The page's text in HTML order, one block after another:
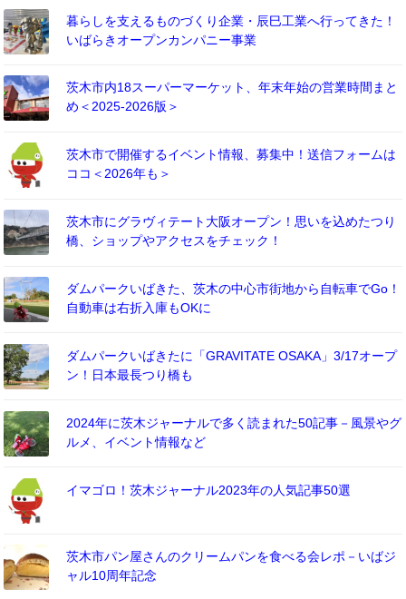
暮らしを支えるものづくり企業・辰巳工業へ行ってきた！
いばらきオープンカンパニー事業
茨木市内18スーパーマーケット、年末年始の営業時間まと
め＜2025-2026版＞
茨木市で開催するイベント情報、募集中！送信フォームは
ココ＜2026年も＞
茨木市にグラヴィテート大阪オープン！思いを込めたつり
橋、ショップやアクセスをチェック！
ダムパークいばきた、茨木の中心市街地から自転車でGo！
自動車は右折入庫もOKに
ダムパークいばきたに「GRAVITATE OSAKA」3/17オープ
ン！日本最長つり橋も
2024年に茨木ジャーナルで多く読まれた50記事－風景やグ
ルメ、イベント情報など
イマゴロ！茨木ジャーナル2023年の人気記事50選
茨木市パン屋さんのクリームパンを食べる会レポ－いばジ
ャル10周年記念